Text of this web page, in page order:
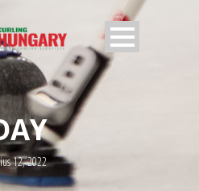
12, 2022